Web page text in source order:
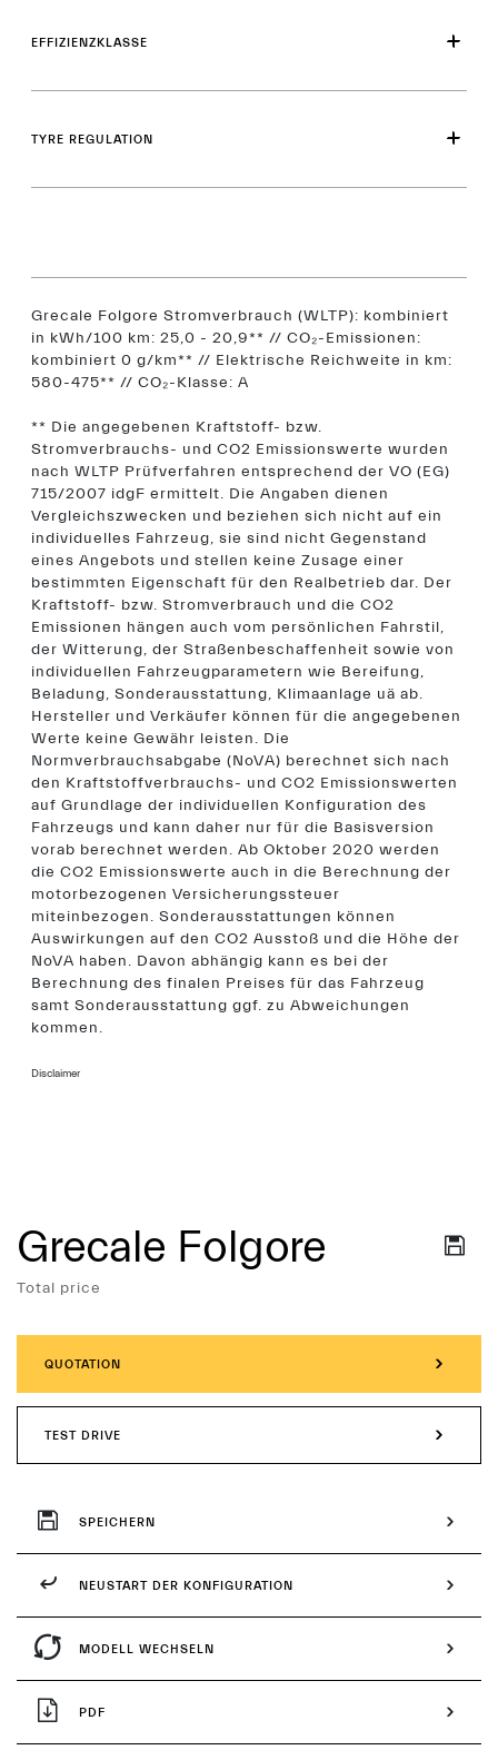
EFFIZIENZKLASSE
TYRE REGULATION
Grecale Folgore Stromverbrauch (WLTP): kombiniert
in kWh/100 km: 25,0 - 20,9** // CO₂-Emissionen:
kombiniert 0 g/km** // Elektrische Reichweite in km:
580-475** // CO₂-Klasse: A
** Die angegebenen Kraftstoff- bzw.
Stromverbrauchs- und CO2 Emissionswerte wurden
nach WLTP Prüfverfahren entsprechend der VO (EG)
715/2007 idgF ermittelt. Die Angaben dienen
Vergleichszwecken und beziehen sich nicht auf ein
individuelles Fahrzeug, sie sind nicht Gegenstand
eines Angebots und stellen keine Zusage einer
bestimmten Eigenschaft für den Realbetrieb dar. Der
Kraftstoff- bzw. Stromverbrauch und die CO2
Emissionen hängen auch vom persönlichen Fahrstil,
der Witterung, der Straßenbeschaffenheit sowie von
individuellen Fahrzeugparametern wie Bereifung,
Beladung, Sonderausstattung, Klimaanlage uä ab.
Hersteller und Verkäufer können für die angegebenen
Werte keine Gewähr leisten. Die
Normverbrauchsabgabe (NoVA) berechnet sich nach
den Kraftstoffverbrauchs- und CO2 Emissionswerten
auf Grundlage der individuellen Konfiguration des
Fahrzeugs und kann daher nur für die Basisversion
vorab berechnet werden. Ab Oktober 2020 werden
die CO2 Emissionswerte auch in die Berechnung der
motorbezogenen Versicherungssteuer
miteinbezogen. Sonderausstattungen können
Auswirkungen auf den CO2 Ausstoß und die Höhe der
NoVA haben. Davon abhängig kann es bei der
Berechnung des finalen Preises für das Fahrzeug
samt Sonderausstattung ggf. zu Abweichungen
kommen.
Disclaimer
Services
Grecale Folgore
Total price
QUOTATION
TEST DRIVE
SPEICHERN
NEUSTART DER KONFIGURATION
MODELL WECHSELN
PDF